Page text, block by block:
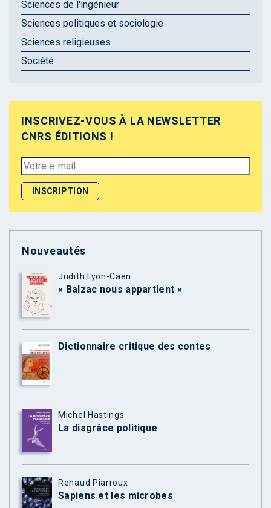
Sciences de l'ingénieur
Sciences politiques et sociologie
Sciences religieuses
Société
INSCRIVEZ-VOUS À LA NEWSLETTER
CNRS ÉDITIONS !
Nouveautés
Judith Lyon-Caen
« Balzac nous appartient »
Dictionnaire critique des contes
Michel Hastings
La disgrâce politique
Renaud Piarroux
Sapiens et les microbes